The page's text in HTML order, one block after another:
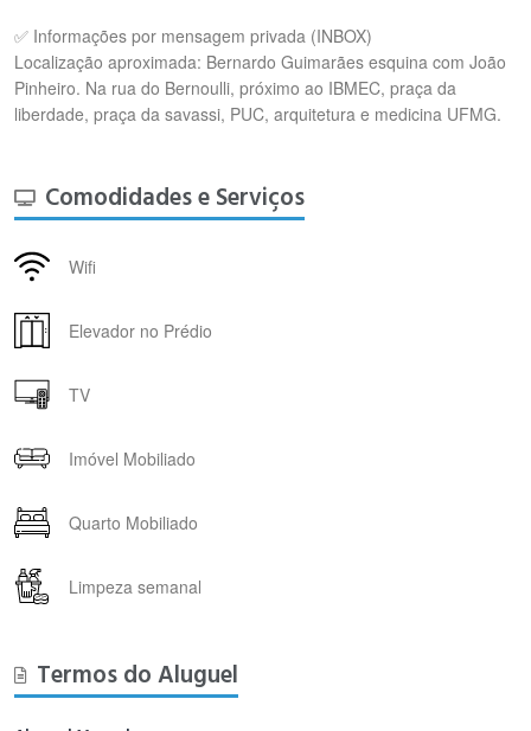
✅ Informações por mensagem privada (INBOX)
Localização aproximada: Bernardo Guimarães esquina com João
Pinheiro. Na rua do Bernoulli, próximo ao IBMEC, praça da
liberdade, praça da savassi, PUC, arquitetura e medicina UFMG.
Comodidades e Serviços
Wifi
Elevador no Prédio
TV
Imóvel Mobiliado
Quarto Mobiliado
Limpeza semanal
Termos do Aluguel